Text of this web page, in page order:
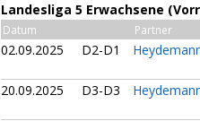
Landesliga 5 Erwachsene
Datum Partner
02.09.2025 D2-D1
20.09.2025 D3-D3